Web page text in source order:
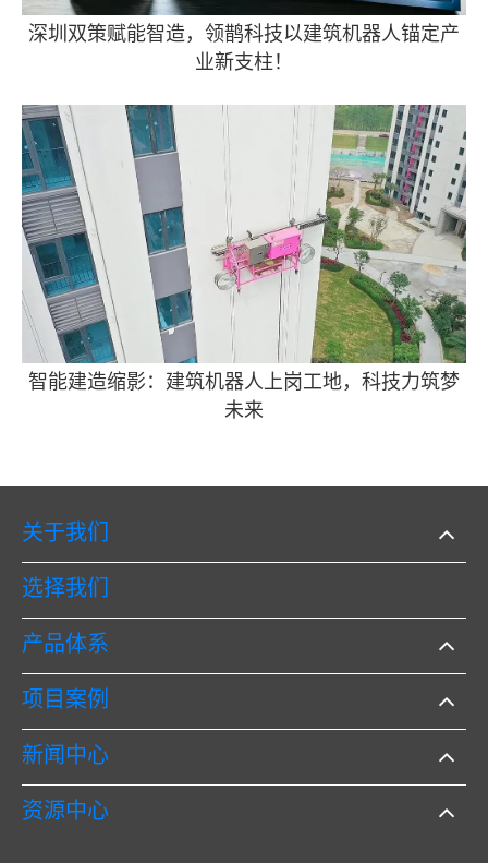
深圳双策赋能智造，领鹊科技以建筑机器人锚定产
业新支柱！
智能建造缩影：建筑机器人上岗工地，科技力筑梦
未来
关于我们
选择我们
产品体系
项目案例
新闻中心
资源中心